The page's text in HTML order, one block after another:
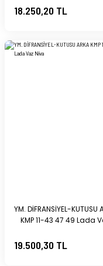
18.250,20 TL
YM. DİFRANSİYEL-KUTUSU
KMP 11-43 47 49 Lada
19.500,30 TL